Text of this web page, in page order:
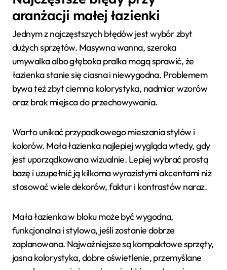
aranżacji małej łazienki
Jednym z najczęstszych błędów jest wybór zbyt
dużych sprzętów. Masywna wanna, szeroka
umywalka albo głęboka pralka mogą sprawić, że
łazienka stanie się ciasna i niewygodna. Problemem
bywa też zbyt ciemna kolorystyka, nadmiar wzorów
oraz brak miejsca do przechowywania.
Warto unikać przypadkowego mieszania stylów i
kolorów. Mała łazienka najlepiej wygląda wtedy, gdy
jest uporządkowana wizualnie. Lepiej wybrać prostą
bazę i uzupełnić ją kilkoma wyrazistymi akcentami niż
stosować wiele dekorów, faktur i kontrastów naraz.
Mała łazienka w bloku może być wygodna,
funkcjonalna i stylowa, jeśli zostanie dobrze
zaplanowana. Najważniejsze są kompaktowe sprzęty,
jasna kolorystyka, dobre oświetlenie, przemyślane